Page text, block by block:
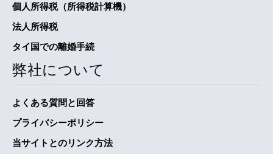
個人所得税（所得税計算機）
法人所得税
タイ国での離婚手続
弊社について
よくある質問と回答
プライバシーポリシー
当サイトとのリンク方法